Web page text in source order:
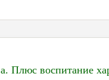
Плюс воспитание